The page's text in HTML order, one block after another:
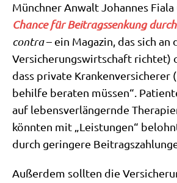
Münch­ner Anwalt Johan­nes
Chan­ce für Bei­trags­sen­kung
con­tra– ein Maga­zin, das sich an
Ver­si­che­rungs­wirt­schaft rich­tet)
dass pri­va­te Kran­ken­ver­si­che­rer
be­hil­fe bera­ten müs­sen“.
auf lebens­ver­län­gern­de
könn­ten mit „Lei­stun­gen“
durch gerin­ge­re
Außer­dem soll­ten die